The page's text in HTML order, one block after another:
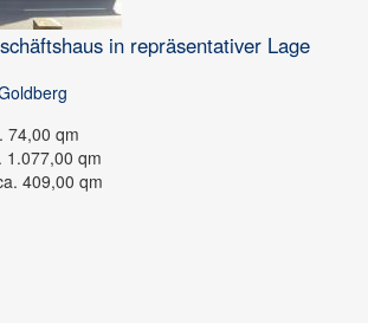
in repräsentativer Lage
74,00 qm
1.077,00 qm
409,00 qm